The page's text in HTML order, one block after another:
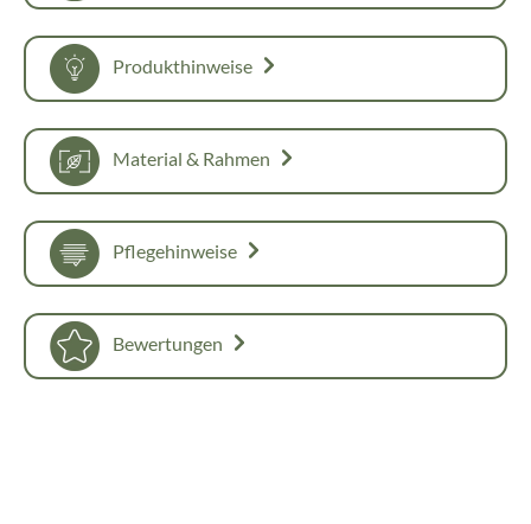
Produkthinweise
Material & Rahmen
Pflegehinweise
Bewertungen